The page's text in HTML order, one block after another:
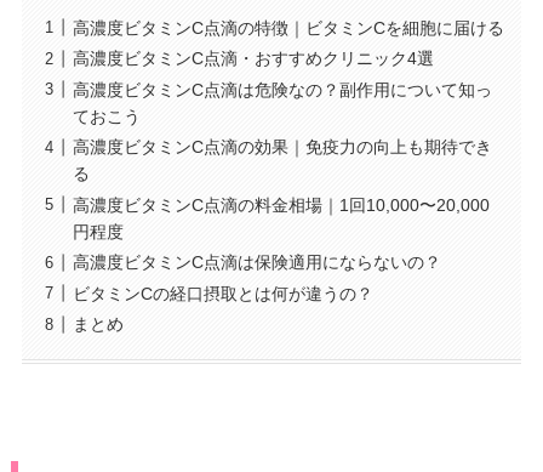
高濃度ビタミンC点滴の特徴｜ビタミンCを細胞に届ける
高濃度ビタミンC点滴・おすすめクリニック4選
高濃度ビタミンC点滴は危険なの？副作用について知っ
ておこう
高濃度ビタミンC点滴の効果｜免疫力の向上も期待でき
る
高濃度ビタミンC点滴の料金相場｜1回10,000〜20,000
円程度
高濃度ビタミンC点滴は保険適用にならないの？
ビタミンCの経口摂取とは何が違うの？
まとめ